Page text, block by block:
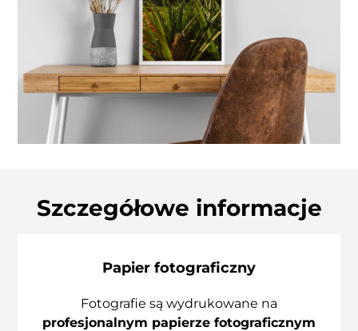
Szczegółowe informacje
Papier fotograficzny
Fotografie są wydrukowane na
profesjonalnym papierze fotograficznym